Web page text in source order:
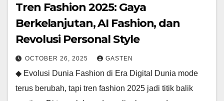
Tren Fashion 2025: Gaya
Berkelanjutan, AI Fashion, dan
Revolusi Personal Style
OCTOBER 26, 2025 GASTEN
◆ Evolusi Dunia Fashion di Era Digital Dunia mode
terus berubah, tapi tren fashion 2025 jadi titik balik